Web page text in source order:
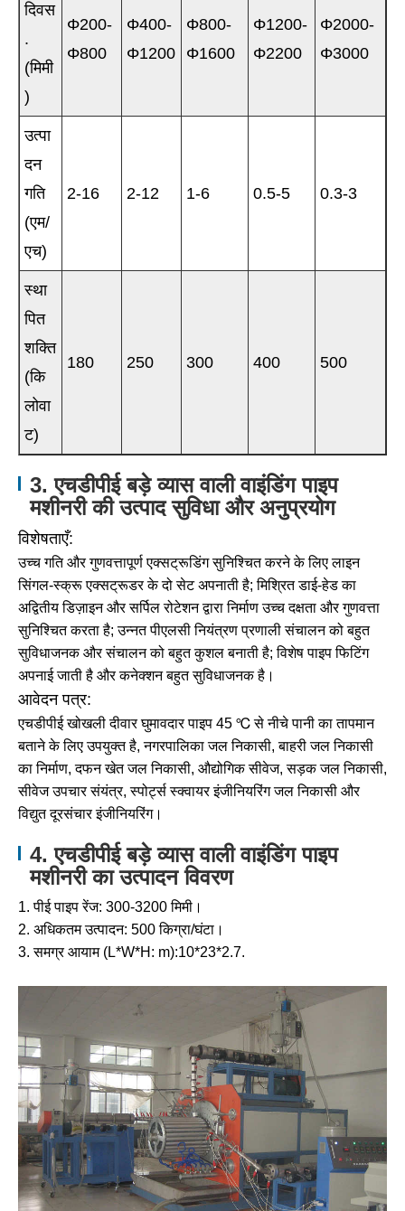
दिवस
.
(मिमी
)
Φ200-
Φ800
Φ400-
Φ1200
Φ800-
Φ1600
Φ1200-
Φ2200
Φ2000-
Φ3000
उत्पा
दन
गति
(एम/
एच)
2-16 2-12 1-6 0.5-5 0.3-3
स्था
पित
शक्ति
(कि
लोवा
ट)
180 250 300 400 500
3. एचडीपीई बड़े व्यास वाली वाइंडिंग पाइप
मशीनरी की उत्पाद सुविधा और अनुप्रयोग
विशेषताएँ:
उच्च गति और गुणवत्तापूर्ण एक्सट्रूडिंग सुनिश्चित करने के लिए लाइन
सिंगल-स्क्रू एक्सट्रूडर के दो सेट अपनाती है; मिश्रित डाई-हेड का
अद्वितीय डिज़ाइन और सर्पिल रोटेशन द्वारा निर्माण उच्च दक्षता और गुणवत्ता
सुनिश्चित करता है; उन्नत पीएलसी नियंत्रण प्रणाली संचालन को बहुत
सुविधाजनक और संचालन को बहुत कुशल बनाती है; विशेष पाइप फिटिंग
अपनाई जाती है और कनेक्शन बहुत सुविधाजनक है।
आवेदन पत्र:
एचडीपीई खोखली दीवार घुमावदार पाइप 45 ℃ से नीचे पानी का तापमान
बताने के लिए उपयुक्त है, नगरपालिका जल निकासी, बाहरी जल निकासी
का निर्माण, दफन खेत जल निकासी, औद्योगिक सीवेज, सड़क जल निकासी,
सीवेज उपचार संयंत्र, स्पोर्ट्स स्क्वायर इंजीनियरिंग जल निकासी और
विद्युत दूरसंचार इंजीनियरिंग।
4. एचडीपीई बड़े व्यास वाली वाइंडिंग पाइप
मशीनरी का उत्पादन विवरण
1. पीई पाइप रेंज: 300-3200 मिमी।
2. अधिकतम उत्पादन: 500 किग्रा/घंटा।
3. समग्र आयाम (L*W*H: m):10*23*2.7.